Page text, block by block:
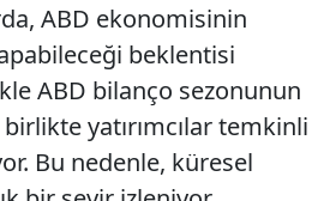
ABD ekonomisinin
beklentisi
ABD bilanço sezonunun
yatırımcılar temkinli
Bu nedenle, küresel